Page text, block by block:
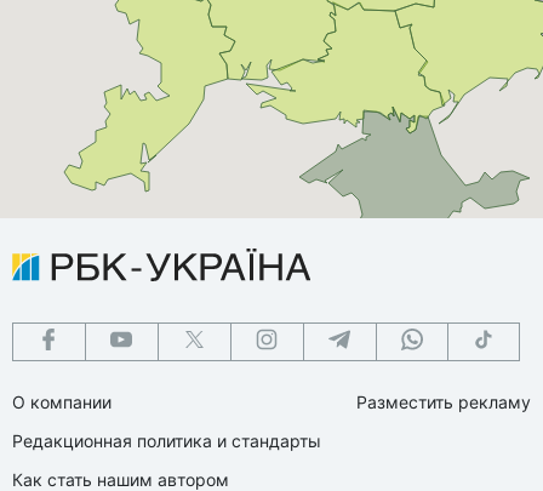
О компании
Редакционная политика и стандарты
Как стать нашим автором
Разместить рекламу